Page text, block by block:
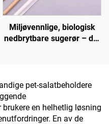
Miljøvennlige, biologisk
nedbrytbare sugerør – det
pet-salatbeholdere
en helhetlig løsning
En av de